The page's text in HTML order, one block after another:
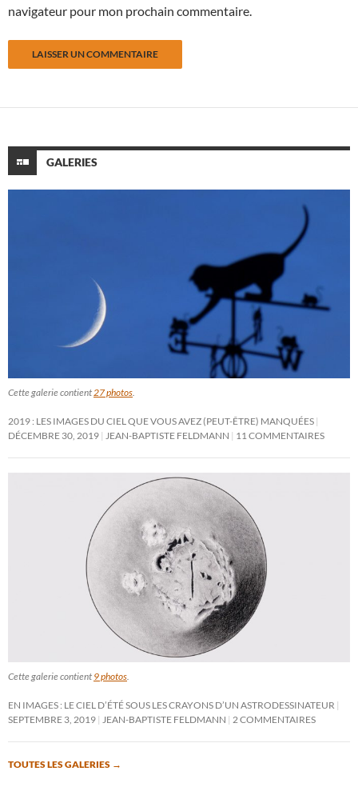
navigateur pour mon prochain commentaire.
GALERIES
Cette galerie contient27 photos.
2019 : LES IMAGES DU CIEL QUE VOUS AVEZ (PEUT-ÊTRE) MANQUÉES
DÉCEMBRE 30, 2019 JEAN-BAPTISTE FELDMANN 11 COMMENTAIRES
Cette galerie contient 9 photos.
EN IMAGES : LE CIEL D’ÉTÉ SOUS LES CRAYONS D’UN ASTRODESSINATEUR
SEPTEMBRE 3, 2019 JEAN-BAPTISTE FELDMANN 2 COMMENTAIRES
TOUTES LES GALERIES →